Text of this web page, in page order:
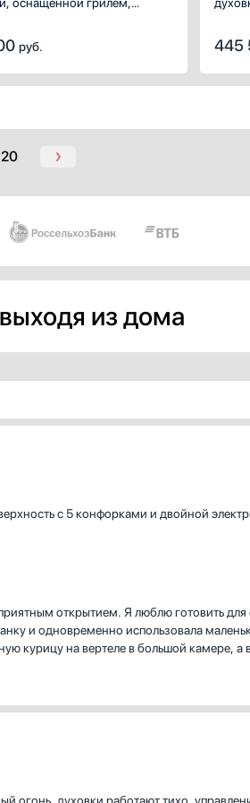
руб. 445
20
из дома
с 5 конфорками и двойной
открытием. Я люблю готовить
и одновременно использовала
курицу на вертеле в большой камере, а
и зажигалось мгновенно. Сигнал в
звонок.